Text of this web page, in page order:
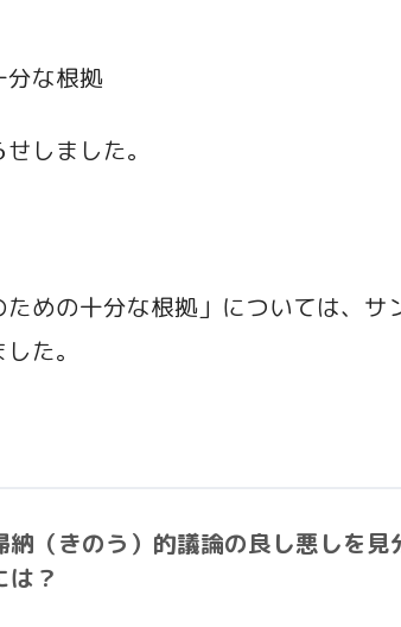
分な根拠
しました。
ための十分な根拠」については、サ
た。
納（きのう）的議論の良し悪しを見
は？